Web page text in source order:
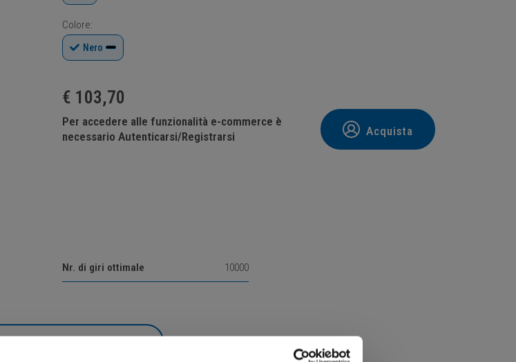
Colore:
Nero
€ 103,70
Per accedere alle funzionalità e-commerce è
necessario Autenticarsi/Registrarsi
Acquista
Nr. di giri ottimale 10000
descrizione del prodotto